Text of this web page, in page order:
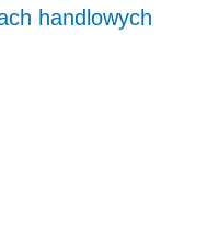
handlowych